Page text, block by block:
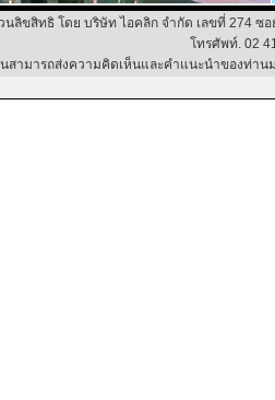
นลิขสิทธิ โดย บริษัท ไอคลิก จำกัด เลขที่ 274 ซ
โทรศัพท์. 02
สามารถส่งความคิดเห็นและคำแนะนำของท่าน